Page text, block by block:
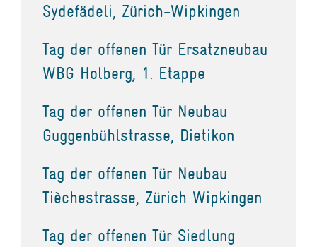
Sydefädeli, Zürich-Wipkingen
Tag der offenen Tür Ersatzneubau
WBG Holberg, 1. Etappe
Tag der offenen Tür Neubau
Guggenbühlstrasse, Dietikon
Tag der offenen Tür Neubau
Tièchestrasse, Zürich Wipkingen
Tag der offenen Tür Siedlung